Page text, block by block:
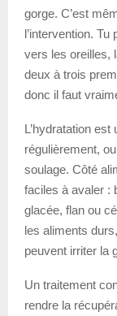
gorge. C’est
l’intervention.
vers les oreilles,
deux à trois
donc il faut
L’hydratation
régulièrement,
soulage. Côté
faciles à avaler :
glacée, flan ou
les aliments
peuvent irriter la
Un traitement
rendre la